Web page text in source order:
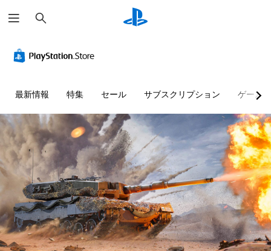
索
最新情報 特集 セール サブスクリプション ゲーム